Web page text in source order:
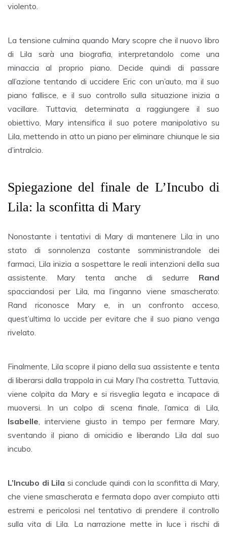
violento.
La tensione culmina quando Mary scopre che il nuovo libro
di Lila sarà una biografia, interpretandolo come una
minaccia al proprio piano. Decide quindi di passare
all’azione tentando di uccidere Eric con un’auto, ma il suo
piano fallisce, e il suo controllo sulla situazione inizia a
vacillare. Tuttavia, determinata a raggiungere il suo
obiettivo, Mary intensifica il suo potere manipolativo su
Lila, mettendo in atto un piano per eliminare chiunque le sia
d’intralcio.
Spiegazione del finale de L’Incubo di
Lila: la sconfitta di Mary
Nonostante i tentativi di Mary di mantenere Lila in uno
stato di sonnolenza costante somministrandole dei
farmaci, Lila inizia a sospettare le reali intenzioni della sua
assistente. Mary tenta anche di sedurre Rand
spacciandosi per Lila, ma l’inganno viene smascherato:
Rand riconosce Mary e, in un confronto acceso,
quest’ultima lo uccide per evitare che il suo piano venga
rivelato.
Finalmente, Lila scopre il piano della sua assistente e tenta
di liberarsi dalla trappola in cui Mary l’ha costretta. Tuttavia,
viene colpita da Mary e si risveglia legata e incapace di
muoversi. In un colpo di scena finale, l’amica di Lila,
Isabelle, interviene giusto in tempo per fermare Mary,
sventando il piano di omicidio e liberando Lila dal suo
incubo.
L’Incubo di Lila si conclude quindi con la sconfitta di Mary,
che viene smascherata e fermata dopo aver compiuto atti
estremi e pericolosi nel tentativo di prendere il controllo
sulla vita di Lila. La narrazione mette in luce i rischi di